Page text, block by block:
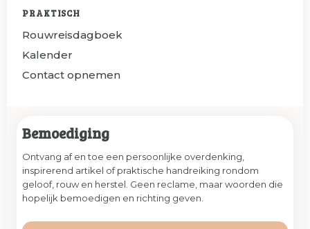
PRAKTISCH
Rouwreisdagboek
Kalender
Contact opnemen
Bemoediging
Ontvang af en toe een persoonlijke overdenking,
inspirerend artikel of praktische handreiking rondom
geloof, rouw en herstel. Geen reclame, maar woorden die
hopelijk bemoedigen en richting geven.